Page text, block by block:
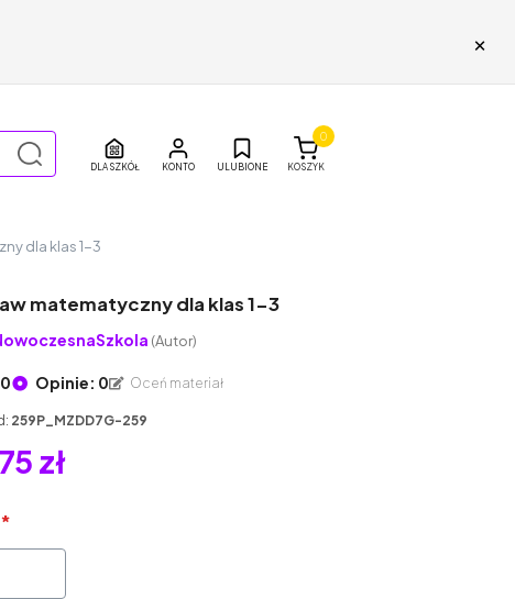
×
DLA SZKÓŁ ULUBIONE KOSZYK
0
dla klas 1-3
matematyczny dla klas 1-3
(Autor)
Opinie: 0 Oceń materiał
259P_MZDD7G-259
zł